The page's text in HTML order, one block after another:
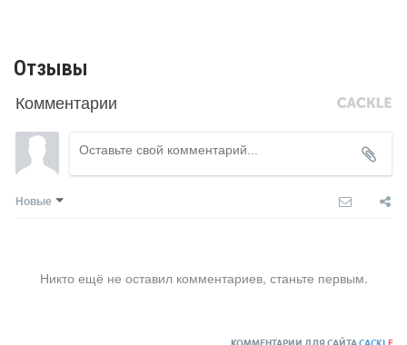
Отзывы
Комментарии
Новые
Никто ещё не оставил комментариев, станьте первым.